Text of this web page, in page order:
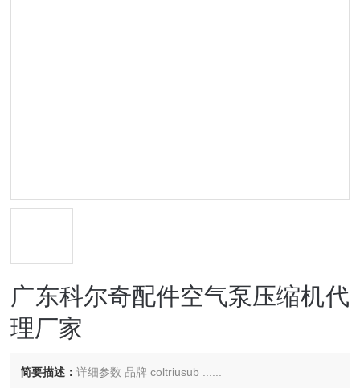
广东科尔奇配件空气泵压缩机代
理厂家
简要描述：详细参数 品牌 coltriusub ......